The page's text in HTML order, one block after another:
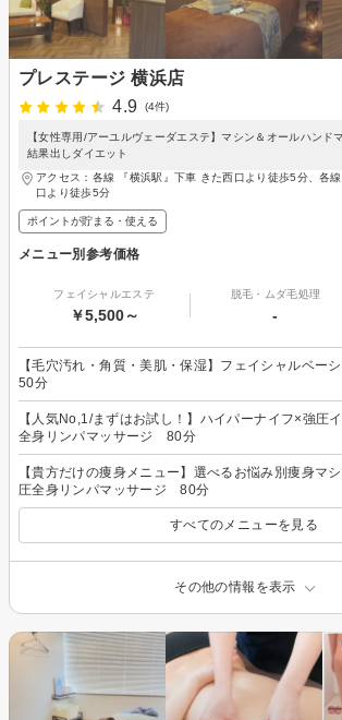
プレステージ 横浜店
4.9
(4件)
【女性専用/アーユルヴェーダエステ】マシン＆オールハンド
結果出しダイエット
アクセス：各線 『横浜駅』下車 きた西口より徒歩5分、各
口より徒歩5分
ポイントが貯まる・使える
メニュー別参考価格
フェイシャルエステ
￥5,500～
脱毛・ムダ毛処理
-
【毛穴汚れ・角質・美肌・保湿】フェイシャルベー
50分
【人気No,1/まずはお試し！】ハイパーナイフ×強圧
全身リンパマッサージ 80分
【貴方だけの痩身メニュー】選べるお悩み別痩身マ
圧全身リンパマッサージ 80分
すべてのメニューを見る
その他の情報を表示